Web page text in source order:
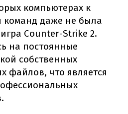
компьютерах к
команд даже не была
Counter-Strike 2.
на постоянные
собственных
файлов, что является